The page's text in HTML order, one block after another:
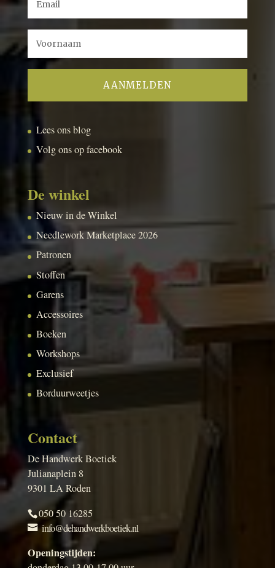
Lees ons blog
Volg ons op facebook
De winkel
Nieuw in de Winkel
Needlework Marketplace 2026
Patronen
Stoffen
Garens
Accessoires
Boeken
Workshops
Exclusief
Borduurweetjes
Contact
De Handwerk Boetiek
Julianaplein 8
9301 LA Roden
050 50 16285
info@dehandwerkboetiek.nl
Openingstijden: